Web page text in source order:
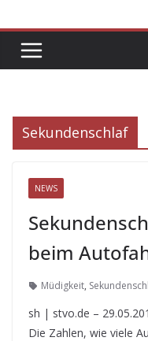
Sekundenschlaf
NEWS
beim
Müdigkeit,
sh | stvo.de –
Die Zahlen, wie viele